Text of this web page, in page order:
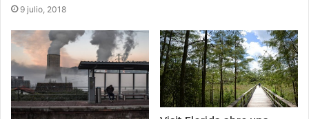
9 julio, 2018